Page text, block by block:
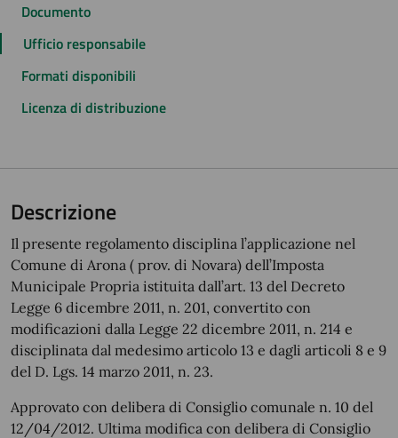
Documento
Ufficio responsabile
Formati disponibili
Licenza di distribuzione
Descrizione
Il presente regolamento disciplina l’applicazione nel
Comune di Arona ( prov. di Novara) dell’Imposta
Municipale Propria istituita dall’art. 13 del Decreto
Legge 6 dicembre 2011, n. 201, convertito con
modificazioni dalla Legge 22 dicembre 2011, n. 214 e
disciplinata dal medesimo articolo 13 e dagli articoli 8 e 9
del D. Lgs. 14 marzo 2011, n. 23.
Approvato con delibera di Consiglio comunale n. 10 del
12/04/2012. Ultima modifica con delibera di Consiglio